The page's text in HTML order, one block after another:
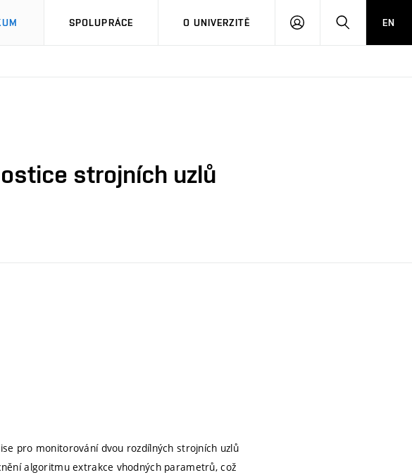
SPOLUPRÁCE O UNIVERZITĚ
PŘIHLÁSIT HLEDATEN
strojních uzlů
pro monitorování dvou rozdílných strojních uzlů
algoritmu extrakce vhodných parametrů, což